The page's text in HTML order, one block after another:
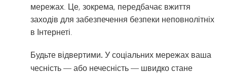
мережах. Це, зокрема, передбачає вжиття
заходів для забезпечення безпеки неповнолітніх
в Інтернеті.
Будьте відвертими. У соціальних мережах ваша
чесність — або нечесність — швидко стане